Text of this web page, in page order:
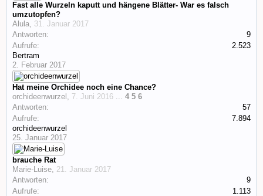
Fast alle Wurzeln kaputt und hängene Blätter- War es falsch
umzutopfen?
Alula, 31. Januar 2017
Antworten:
9
Aufrufe:
2.523
Bertram
2. Februar 2017
Hat meine Orchidee noch eine Chance?
orchideenwurzel , 7. Juni 2016 ... 4 5 6
Antworten:
57
Aufrufe:
7.894
orchideenwurzel
25. Januar 2017
brauche Rat
Marie-Luise, 21. Januar 2017
Antworten:
9
Aufrufe:
1.113